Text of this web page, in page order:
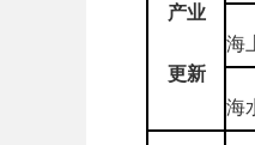
产业
更新
海
海